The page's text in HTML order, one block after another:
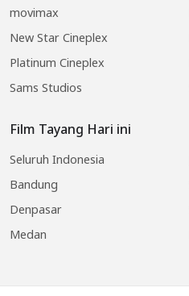
movimax
New Star Cineplex
Platinum Cineplex
Sams Studios
Film Tayang Hari ini
Seluruh Indonesia
Bandung
Denpasar
Medan